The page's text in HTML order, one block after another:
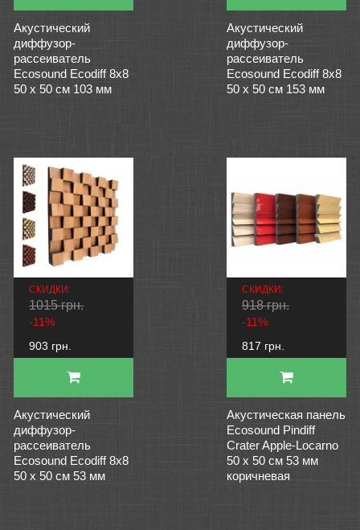
Акустический
диффузор-
рассеиватель
Ecosound Ecodiff 8x8
50 х 50 см 103 мм
Акустический
диффузор-
рассеиватель
Ecosound Ecodiff 8x8
50 х 50 см 153 мм
СКИДКИ:
1015 грн.
-11%
903 грн.
Акустический
диффузор-
рассеиватель
Ecosound Ecodiff 8x8
50 х 50 см 53 мм
СКИДКИ:
918 грн.
-11%
817 грн.
Акустическая панель
Ecosound Pindiff
Crater Apple-Locarno
50 х 50 см 53 мм
коричневая